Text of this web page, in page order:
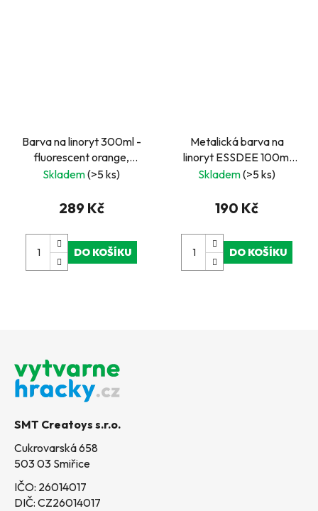
Barva na linoryt 300ml -
fluorescent orange,
oranžová
Skladem(>5 ks)
289 Kč
DO KOŠÍKU
Metalická barva na
linoryt ESSDEE 100ml
stříbrná
Skladem(>5 ks)
190 Kč
DO KOŠÍKU
SMT Creatoys s.r.o.
Cukrovarská 658
503 03 Smiřice
IČO: 26014017
DIČ: CZ26014017